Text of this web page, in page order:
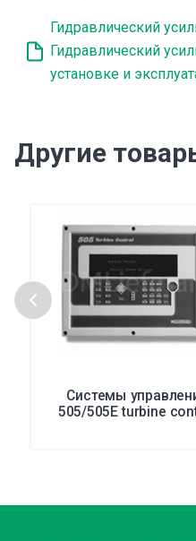
Гидравлический
Гидравлический
установке и
Другие
Системы
505/505E turbine